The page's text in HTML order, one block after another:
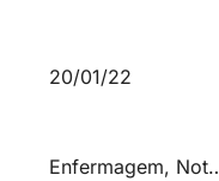
20/01/22
Enfermagem, Notícias